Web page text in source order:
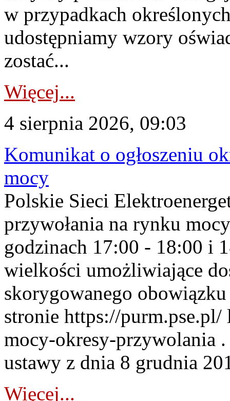
w przypadkach
udostępniamy wzory
zostać...
Więcej...
4 sierpnia 2026, 09:03
Komunikat o ogłoszeniu
mocy
Polskie Sieci
przywołania na rynku
godzinach 17:00 - 18:00 i
wielkości umożliwiające
skorygowanego
stronie https://
mocy-okresy-przywolania
ustawy z dnia 8 grudnia
Więcej...